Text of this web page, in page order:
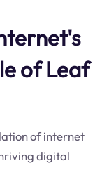
of Leaf
of internet
digital